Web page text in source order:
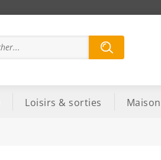
Loisirs & sorties